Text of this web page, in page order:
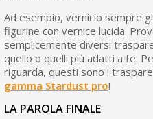
Ad esempio, vernicio sempre
figurine con vernice lucida.
semplicemente diversi
quello o quelli più adatti a te.
riguarda, questi sono i
gamma Stardust pro!
LA PAROLA FINALE